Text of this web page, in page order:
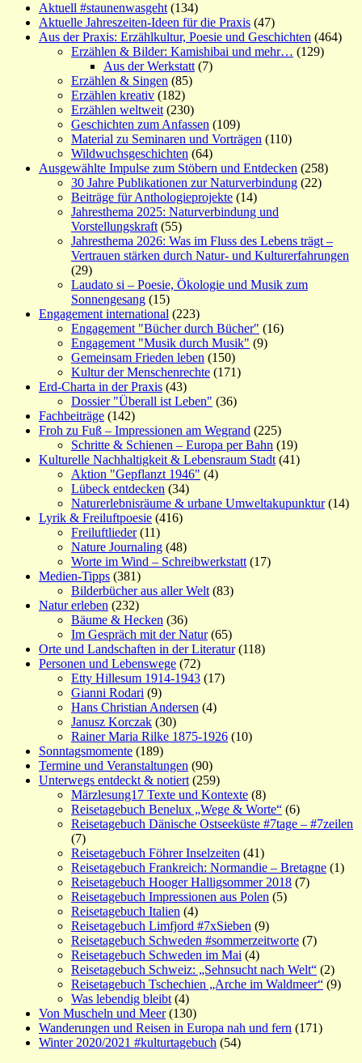
Aktuell #staunenwasgeht (134)
Aktuelle Jahreszeiten-Ideen für die Praxis (47)
Aus der Praxis: Erzählkultur, Poesie und Geschichten (464)
Erzählen & Bilder: Kamishibai und mehr… (129)
Aus der Werkstatt (7)
Erzählen & Singen (85)
Erzählen kreativ (182)
Erzählen weltweit (230)
Geschichten zum Anfassen (109)
Material zu Seminaren und Vorträgen (110)
Wildwuchsgeschichten (64)
Ausgewählte Impulse zum Stöbern und Entdecken (258)
30 Jahre Publikationen zur Naturverbindung (22)
Beiträge für Anthologieprojekte (14)
Jahresthema 2025: Naturverbindung und
Vorstellungskraft (55)
Jahresthema 2026: Was im Fluss des Lebens trägt –
Vertrauen stärken durch Natur- und Kulturerfahrungen
(29)
Laudato si – Poesie, Ökologie und Musik zum
Sonnengesang (15)
Engagement international (223)
Engagement "Bücher durch Bücher" (16)
Engagement "Musik durch Musik" (9)
Gemeinsam Frieden leben (150)
Kultur der Menschenrechte (171)
Erd-Charta in der Praxis (43)
Dossier "Überall ist Leben" (36)
Fachbeiträge (142)
Froh zu Fuß – Impressionen am Wegrand (225)
Schritte & Schienen – Europa per Bahn (19)
Kulturelle Nachhaltigkeit & Lebensraum Stadt (41)
Aktion "Gepflanzt 1946" (4)
Lübeck entdecken (34)
Naturerlebnisräume & urbane Umweltakupunktur(14)
Lyrik & Freiluftpoesie (416)
Freiluftlieder(11)
Nature Journaling (48)
Worte im Wind – Schreibwerkstatt (17)
Medien-Tipps (381)
Bilderbücher aus aller Welt (83)
Natur erleben (232)
Bäume & Hecken (36)
Im Gespräch mit der Natur(65)
Orte und Landschaften in der Literatur(118)
Personen und Lebenswege (72)
Etty Hillesum 1914-1943 (17)
Gianni Rodari (9)
Hans Christian Andersen (4)
Janusz Korczak (30)
Rainer Maria Rilke 1875-1926 (10)
Sonntagsmomente (189)
Termine und Veranstaltungen (90)
Unterwegs entdeckt & notiert (259)
Märzlesung17 Texte und Kontexte (8)
Reisetagebuch Benelux „Wege & Worte“ (6)
Reisetagebuch Dänische Ostseeküste #7tage – #7zeilen
(7)
Reisetagebuch Föhrer Inselzeiten (41)
Reisetagebuch Frankreich: Normandie – Bretagne (1)
Reisetagebuch Hooger Halligsommer 2018 (7)
Reisetagebuch Impressionen aus Polen (5)
Reisetagebuch Italien (4)
Reisetagebuch Limfjord #7xSieben (9)
Reisetagebuch Schweden #sommerzeitworte (7)
Reisetagebuch Schweden im Mai (4)
Reisetagebuch Schweiz: „Sehnsucht nach Welt“ (2)
Reisetagebuch Tschechien „Arche im Waldmeer“ (9)
Was lebendig bleibt (4)
Von Muscheln und Meer(130)
Wanderungen und Reisen in Europa nah und fern (171)
Winter 2020/2021 #kulturtagebuch (54)